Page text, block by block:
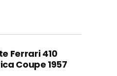
Ferrari 410
Coupe 1957